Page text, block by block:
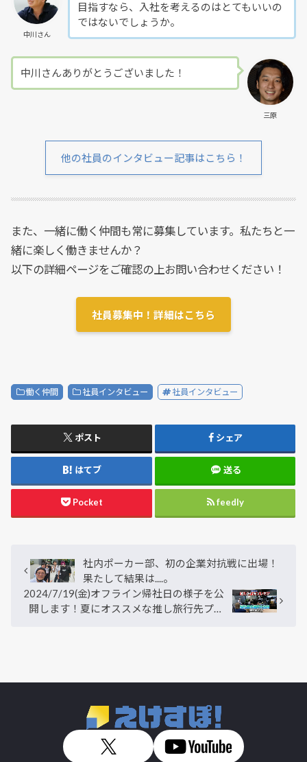
中川さん
目指すなら、入社を考えるのはとてもいいの
ではないでしょうか。
三原
中川さんありがとうございました！
他の社員のインタビュー記事はこちら！
また、一緒に働く仲間も常に募集しています。私たちと一
緒に楽しく働きませんか？
以下の詳細ページをご確認の上お問い合わせください！
社員募集中！詳細はこちら
働く仲間 社員インタビュー 社員インタビュー
ポスト シェア
はてブ 送る
Pocket feedly
社内ポーカー部、初の企業対抗戦に出場！
果たして結果は....。
2024/7/19(金)オフライン帰社日の様子を公
開します！夏にオススメな推し旅行先プレ